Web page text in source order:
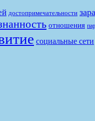
достопримечательности
отношения
социальные сети